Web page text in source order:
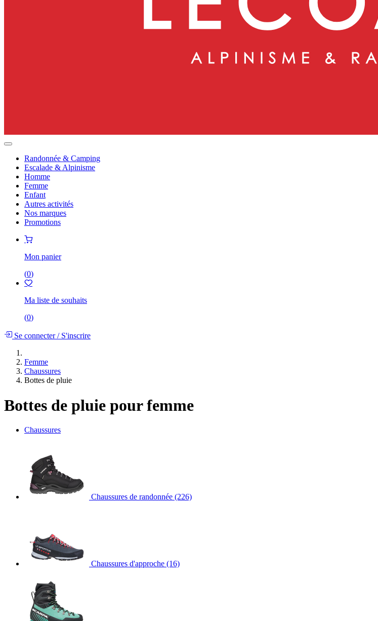
Randonnée & Camping
Escalade & Alpinisme
Homme
Femme
Enfant
Autres activités
Nos marques
Promotions
Mon panier
(0)
Ma liste de souhaits
(0)
Se connecter/S'inscrire
Femme
Chaussures
Bottes de pluie
Bottes de pluie pour femme
Chaussures
Chaussures de randonnée (226)
Chaussures d'approche (16)